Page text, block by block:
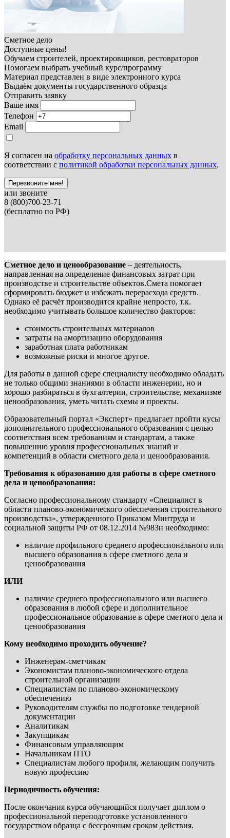
Сметное дело
Доступные цены!
Обучаем строителей, проектировщиков, рестовраторов
Помогаем выбрать учебный курс/программу
Материал представлен в виде электронного курса
Выдаём документы государственного образца
Отправить заявку
Ваше имя
Телефон
Email
Я согласен на обработку персональных данных в
соответствии с политикой обработки персональных данных.
Перезвоните мне!
или звоните
8 (800)700-23-71
(бесплатно по РФ)
Сметное дело и ценообразование – деятельность,
направленная на определение финансовых затрат при
производстве и строительстве объектов.Смета помогает
сформировать бюджет и избежать перерасхода средств.
Однако её расчёт производится крайне непросто, т.к.
необходимо учитывать большое количество факторов:
стоимость строительных материалов
затраты на амортизацию оборудования
заработная плата работникам
возможные риски и многое другое.
Для работы в данной сфере специалисту необходимо обладать
не только общими знаниями в области инженерии, но и
хорошо разбираться в бухгалтерии, строительстве, механизме
ценообразования, уметь читать схемы и проекты.
Образовательный портал «Эксперт» предлагает пройти кусы
дополнительного профессионального образования с целью
соответствия всем требованиям и стандартам, а также
повышению уровня профессиональных знаний и
компетенций в области сметного дела и ценообразования.
Требования к образованию для работы в сфере сметного
дела и ценообразования:
Согласно профессиональному стандарту «Специалист в
области планово-экономического обеспечения строительного
производства», утвержденного Приказом Минтруда и
социальной защиты РФ от 08.12.2014 №983н необходимо:
наличие профильного среднего профессионального или
высшего образования в сфере сметного дела и
ценообразования
ИЛИ
наличие среднего профессионального или высшего
образования в любой сфере и дополнительное
профессиональное образование в сфере сметного дела и
ценообразования
Кому необходимо проходить обучение?
Инженерам-сметчикам
Экономистам планово-экономического отдела
строительной организации
Специалистам по планово-экономическому
обеспечению
Руководителям службы по подготовке тендерной
документации
Аналитикам
Закупщикам
Финансовым управляющим
Начальникам ПТО
Специалистам любого профиля, желающим получить
новую профессию
Периодичность обучения:
После окончания курса обучающийся получает диплом о
профессиональной переподготовке установленного
государством образца с бессрочным сроком действия.